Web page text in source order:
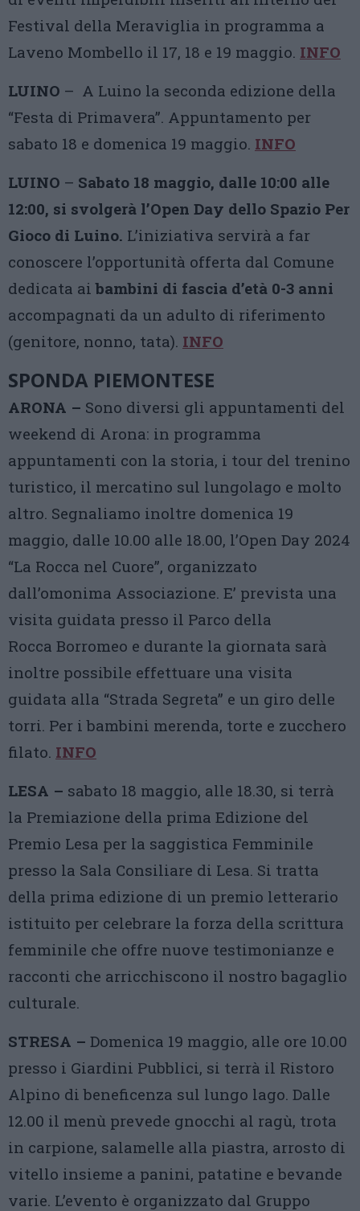
Festival della Meraviglia in programma a
Laveno Mombello il 17, 18 e 19 maggio. INFO
LUINO – A Luino la seconda edizione della
“Festa di Primavera”. Appuntamento per
sabato 18 e domenica 19 maggio. INFO
LUINO – Sabato 18 maggio, dalle 10:00 alle
12:00, si svolgerà l’Open Day dello Spazio Per
Gioco di Luino. L’iniziativa servirà a far
conoscere l’opportunità offerta dal Comune
dedicata ai bambini di fascia d’età 0-3 anni
accompagnati da un adulto di riferimento
(genitore, nonno, tata). INFO
SPONDA PIEMONTESE
ARONA – Sono diversi gli appuntamenti del
weekend di Arona: in programma
appuntamenti con la storia, i tour del trenino
turistico, il mercatino sul lungolago e molto
altro. Segnaliamo inoltre domenica 19
maggio, dalle 10.00 alle 18.00, l’Open Day 2024
“La Rocca nel Cuore”, organizzato
dall’omonima Associazione. E’ prevista una
visita guidata presso il Parco della
Rocca Borromeo e durante la giornata sarà
inoltre possibile effettuare una visita
guidata alla “Strada Segreta” e un giro delle
torri. Per i bambini merenda, torte e zucchero
filato. INFO
LESA – sabato 18 maggio, alle 18.30, si terrà
la Premiazione della prima Edizione del
Premio Lesa per la saggistica Femminile
presso la Sala Consiliare di Lesa. Si tratta
della prima edizione di un premio letterario
istituito per celebrare la forza della scrittura
femminile che offre nuove testimonianze e
racconti che arricchiscono il nostro bagaglio
culturale.
STRESA – Domenica 19 maggio, alle ore 10.00
presso i Giardini Pubblici, si terrà il Ristoro
Alpino di beneficenza sul lungo lago. Dalle
12.00 il menù prevede gnocchi al ragù, trota
in carpione, salamelle alla piastra, arrosto di
vitello insieme a panini, patatine e bevande
varie. L’evento è organizzato dal Gruppo